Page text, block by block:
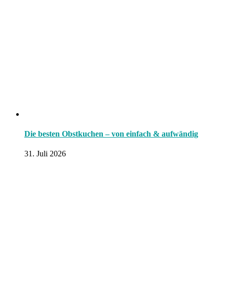
Die besten Obstkuchen – von einfach & aufwändig
31. Juli 2026